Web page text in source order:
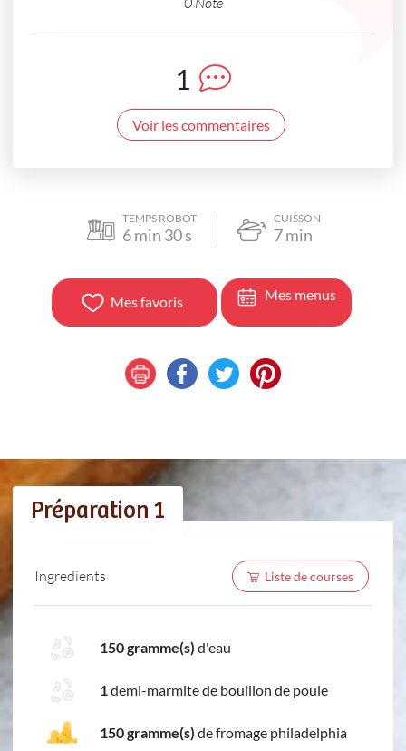
1
Voir les commentaires
TEMPS ROBOT
6min 30s
CUISSON
7min
Mes favoris Mes menus
Préparation 1
Ingredients Liste de courses
150 gramme(s) d'eau
1demi-marmite de bouillon de poule
150 gramme(s) de fromage philadelphia